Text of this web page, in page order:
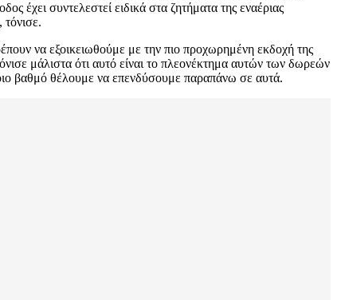
έχει συντελεστεί ειδικά στα ζητήματα της εναέριας
να εξοικειωθούμε με την πιο προχωρημένη εκδοχή της
μάλιστα ότι αυτό είναι το πλεονέκτημα αυτών των δωρεών
βαθμό θέλουμε να επενδύσουμε παραπάνω σε αυτά.